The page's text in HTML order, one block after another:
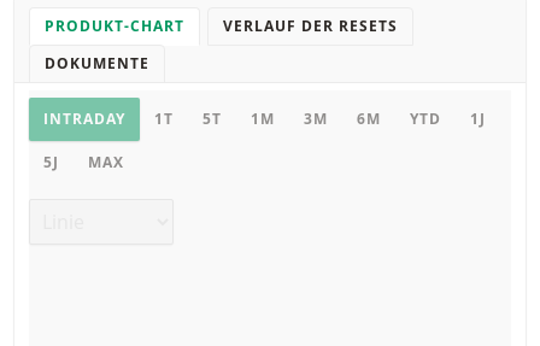
PRODUKT-CHART
VERLAUF DER RESETS
DOKUMENTE
Chart
INTRADAY 1T 5T 1M 3M 6M YTD 1J
5J MAX